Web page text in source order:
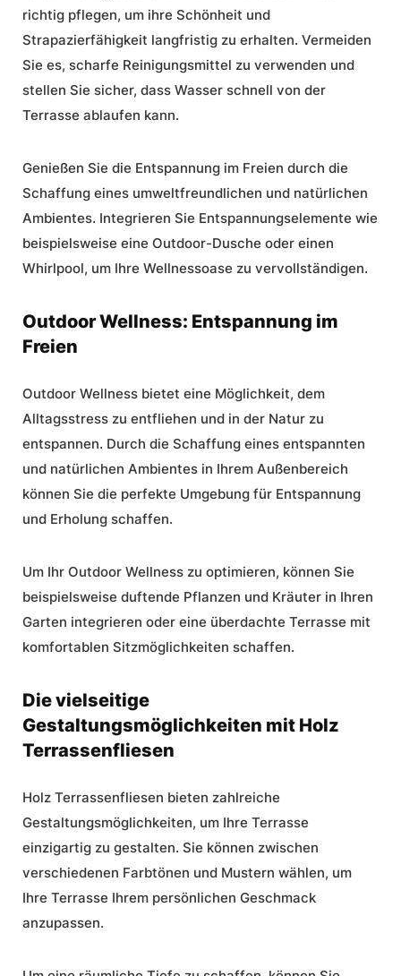
richtig pflegen, um ihre Schönheit und
Strapazierfähigkeit langfristig zu erhalten. Vermeiden
Sie es, scharfe Reinigungsmittel zu verwenden und
stellen Sie sicher, dass Wasser schnell von der
Terrasse ablaufen kann.
Genießen Sie die Entspannung im Freien durch die
Schaffung eines umweltfreundlichen und natürlichen
Ambientes. Integrieren Sie Entspannungselemente wie
beispielsweise eine Outdoor-Dusche oder einen
Whirlpool, um Ihre Wellnessoase zu vervollständigen.
Outdoor Wellness: Entspannung im
Freien
Outdoor Wellness bietet eine Möglichkeit, dem
Alltagsstress zu entfliehen und in der Natur zu
entspannen. Durch die Schaffung eines entspannten
und natürlichen Ambientes in Ihrem Außenbereich
können Sie die perfekte Umgebung für Entspannung
und Erholung schaffen.
Um Ihr Outdoor Wellness zu optimieren, können Sie
beispielsweise duftende Pflanzen und Kräuter in Ihren
Garten integrieren oder eine überdachte Terrasse mit
komfortablen Sitzmöglichkeiten schaffen.
Die vielseitige
Gestaltungsmöglichkeiten mit Holz
Terrassenfliesen
Holz Terrassenfliesen bieten zahlreiche
Gestaltungsmöglichkeiten, um Ihre Terrasse
einzigartig zu gestalten. Sie können zwischen
verschiedenen Farbtönen und Mustern wählen, um
Ihre Terrasse Ihrem persönlichen Geschmack
anzupassen.